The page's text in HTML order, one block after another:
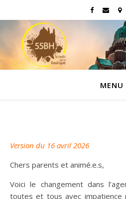
MENU
Version du 16 avril 2026
Chers parents et animé.e.s,
Voici le changement dans
toutes et tous avec impatience